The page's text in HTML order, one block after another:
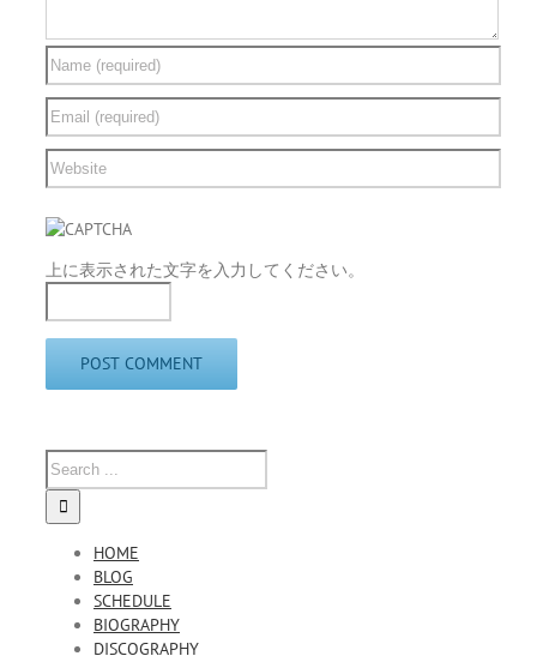
上に表示された文字を入力してください。
HOME
BLOG
SCHEDULE
BIOGRAPHY
DISCOGRAPHY